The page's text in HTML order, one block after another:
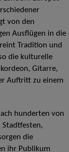
von den
Ausflügen in die
Tradition und
die kulturelle
Gitarre,
Auftritt zu einem
hunderten von
Stadtfesten,
die
ihr Publikum